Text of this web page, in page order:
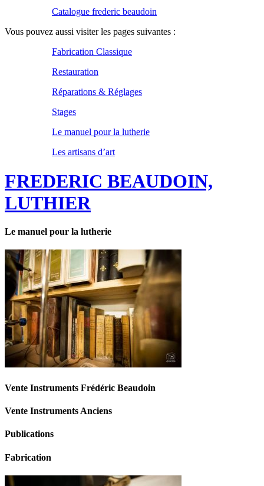
Catalogue frederic beaudoin
Vous pouvez aussi visiter les pages suivantes :
Fabrication Classique
Restauration
Réparations & Réglages
Stages
Le manuel pour la lutherie
Les artisans d’art
FREDERIC BEAUDOIN,
LUTHIER
Le manuel pour la lutherie
Vente Instruments Frédéric Beaudoin
Vente Instruments Anciens
Publications
Fabrication